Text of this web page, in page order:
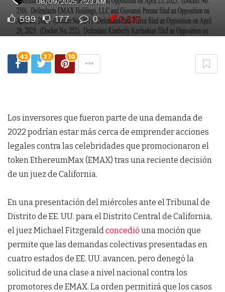
599 177 0 3,537
42 27 10
Los inversores que fueron parte de una demanda de
2022 podrían estar más cerca de emprender acciones
legales contra las celebridades que promocionaron el
token EthereumMax (EMAX) tras una reciente decisión
de un juez de California.
En una presentación del miércoles ante el Tribunal de
Distrito de EE. UU. para el Distrito Central de California,
el juez Michael Fitzgeraldconcedió una moción que
permite que las demandas colectivas presentadas en
cuatro estados de EE. UU. avancen, pero denegó la
solicitud de una clase a nivel nacional contra los
promotores de EMAX. La orden permitirá que los casos